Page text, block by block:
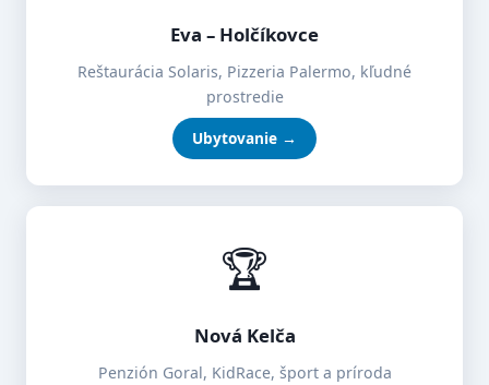
Eva – Holčíkovce
Reštaurácia Solaris, Pizzeria Palermo, kľudné
prostredie
Ubytovanie →
🏆
Nová Kelča
Penzión Goral, KidRace, šport a príroda